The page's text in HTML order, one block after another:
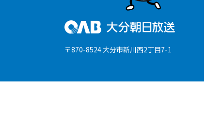
〒870-8524 大分市新川西2丁目7-1